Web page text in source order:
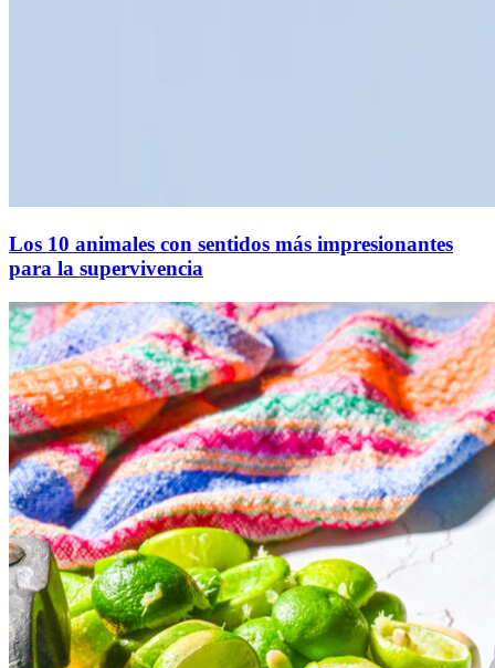
Los 10 animales con sentidos más impresionantes
para la supervivencia